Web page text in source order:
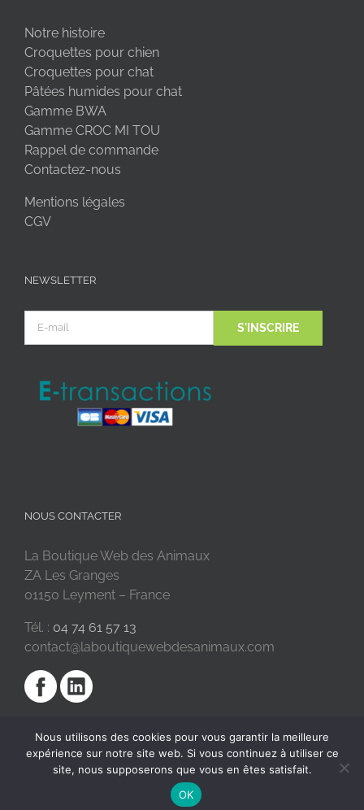
Notre histoire
Croquettes pour chien
Croquettes pour chat
Pâtées humides pour chat
Gamme BWA
Gamme CROC MI TOU
Rappel de commande
Contactez-nous
Mentions légales
CGV
NEWSLETTER
NOUS CONTACTER
La Boutique Web des Animaux
ZA Les Granges
01150 Leyment – France
Tél. : 04 74 61 57 13
contact@laboutiquewebdesanimaux.com
2018 © La Boutique Web des Animaux | Réalisé par
Nous utilisons des cookies pour vous garantir la meilleure
expérience sur notre site web. Si vous continuez à utiliser ce
site, nous supposerons que vous en êtes satisfait.
OK